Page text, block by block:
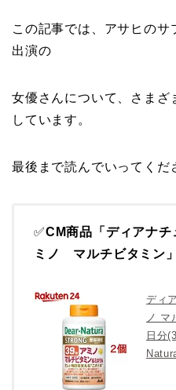
この記事では、アサヒのサ
出演の
女優さんについて、さまざ
しています。
最後まで読んでいってくだ
✅CM商品「ディアナ
ミノ マルチビタミン
ディ
ノ マ
日分